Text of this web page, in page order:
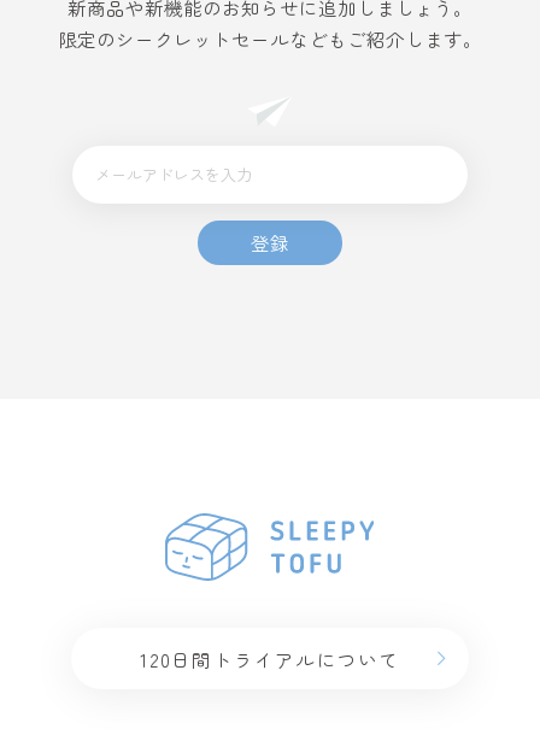
新商品や新機能のお知らせに追加しましょう。
限定のシークレットセールなどもご紹介します。
登録
120日間トライアルについて